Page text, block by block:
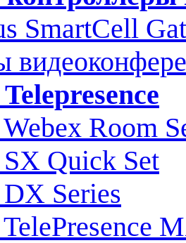
SmartCell
Room
Quick Set
Series